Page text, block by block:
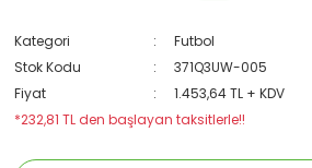
Kategori
Futbol
Stok Kodu
371Q3UW-005
Fiyat
1.453,64 TL + KDV
*232,81 TL den başlayan taksitlerle!!